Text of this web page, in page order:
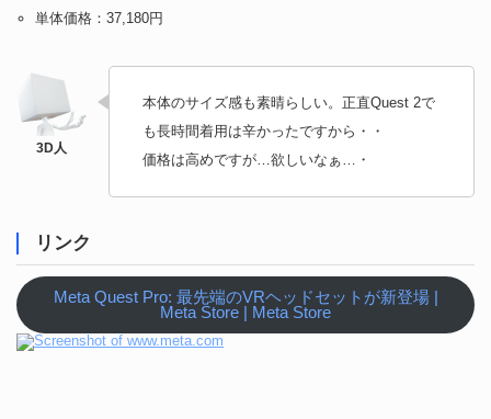
単体価格：37,180円
本体のサイズ感も素晴らしい。正直Quest 2で
も長時間着用は辛かったですから・・
価格は高めですが…欲しいなぁ…・
リンク
Meta Quest Pro: 最先端のVRヘッドセットが新登場 |
Meta Store | Meta Store